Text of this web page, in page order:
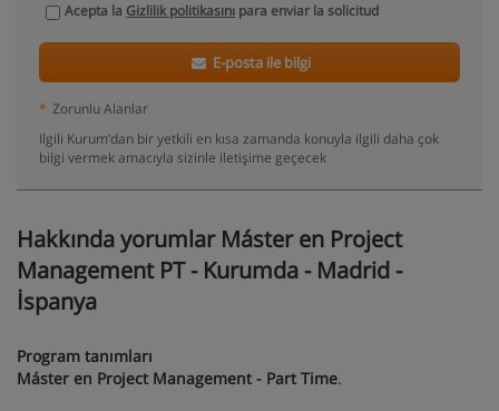
Acepta la Gizlilik politikasını para enviar la solicitud
E-posta ile bilgi
* Zorunlu Alanlar
Ilgili Kurum’dan bir yetkili en kısa zamanda konuyla ilgili daha çok
bilgi vermek amacıyla sizinle iletişime geçecek
Hakkında yorumlar Máster en Project
Management PT - Kurumda - Madrid -
İspanya
Program tanımları
Máster en Project Management - Part Time.